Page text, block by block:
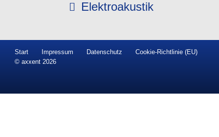
Elektroakustik
© axxent 2026
Start Impressum Datenschutz Cookie-Richtlinie (EU)